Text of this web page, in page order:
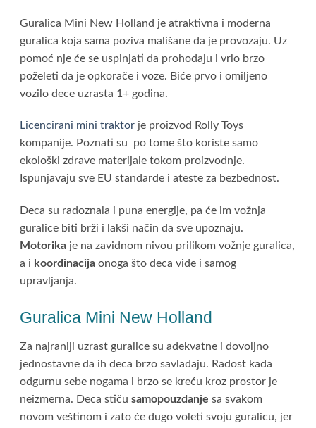
Guralica Mini New Holland je atraktivna i moderna
guralica koja sama poziva mališane da je provozaju. Uz
pomoć nje će se uspinjati da prohodaju i vrlo brzo
poželeti da je opkorače i voze. Biće prvo i omiljeno
vozilo dece uzrasta 1+ godina.
Licencirani mini traktor je proizvod Rolly Toys
kompanije. Poznati su po tome što koriste samo
ekološki zdrave materijale tokom proizvodnje.
Ispunjavaju sve EU standarde i ateste za bezbednost.
Deca su radoznala i puna energije, pa će im vožnja
guralice biti brži i lakši način da sve upoznaju.
Motorika je na zavidnom nivou prilikom vožnje guralica,
a i koordinacija onoga što deca vide i samog
upravljanja.
Guralica Mini New Holland
Za najraniji uzrast guralice su adekvatne i dovoljno
jednostavne da ih deca brzo savladaju. Radost kada
odgurnu sebe nogama i brzo se kreću kroz prostor je
neizmerna. Deca stiču samopouzdanje sa svakom
novom veštinom i zato će dugo voleti svoju guralicu, jer